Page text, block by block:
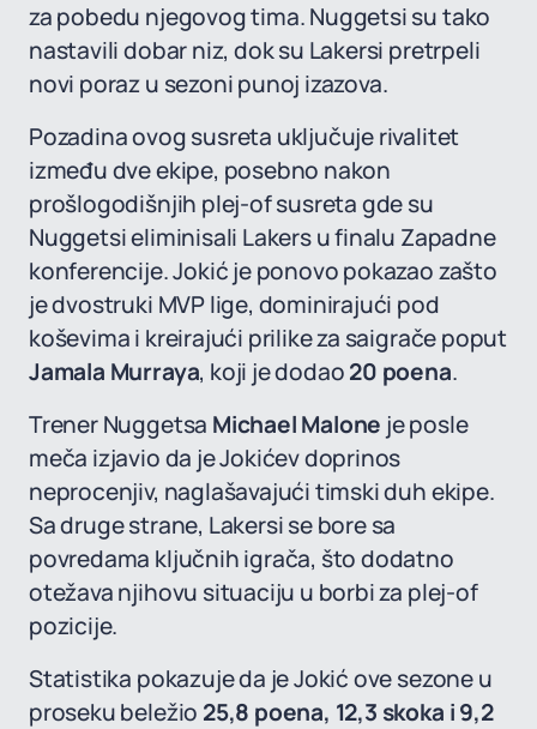
za pobedu njegovog tima. Nuggetsi su tako
nastavili dobar niz, dok su Lakersi pretrpeli
novi poraz u sezoni punoj izazova.
Pozadina ovog susreta uključuje rivalitet
između dve ekipe, posebno nakon
prošlogodišnjih plej-of susreta gde su
Nuggetsi eliminisali Lakers u finalu Zapadne
konferencije. Jokić je ponovo pokazao zašto
je dvostruki MVP lige, dominirajući pod
koševima i kreirajući prilike za saigrače poput
Jamala Murraya, koji je dodao20 poena.
Trener Nuggetsa Michael Malone je posle
meča izjavio da je Jokićev doprinos
neprocenjiv, naglašavajući timski duh ekipe.
Sa druge strane, Lakersi se bore sa
povredama ključnih igrača, što dodatno
otežava njihovu situaciju u borbi za plej-of
pozicije.
Statistika pokazuje da je Jokić ove sezone u
proseku beležio 25,8 poena, 12,3 skoka i 9,2